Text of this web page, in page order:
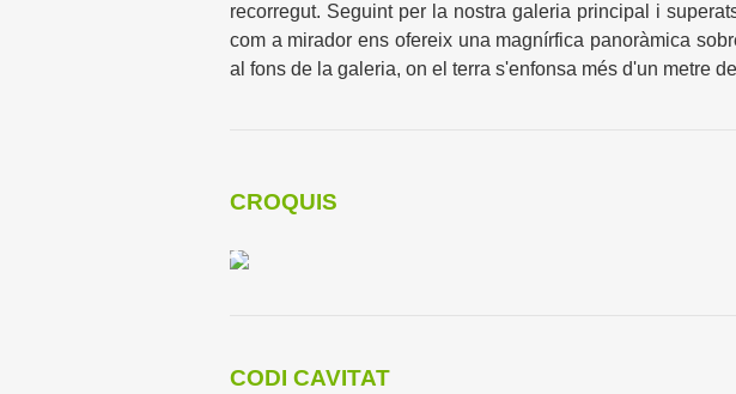
recorregut. Seguint per la nostra galeria principal i
com a mirador ens ofereix una magnírfica panoràmica
al fons de la galeria, on el terra s'enfonsa més d'un metre
CROQUIS
CODI CAVITAT